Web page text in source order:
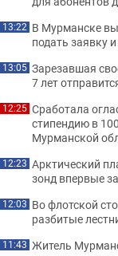
13:22 В Мурманске
подать заявку
13:05 Зарезавшая
7 лет
12:25 Сработала
стипендию в
Мурманской
12:23 Арктический
зонд впервые
12:03 Во флотской
разбитые
11:43 Житель